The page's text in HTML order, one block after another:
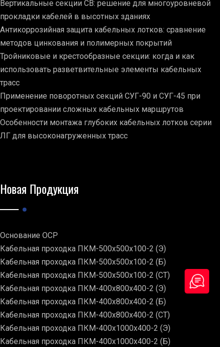
Вертикальные секции СВ: решение для многоуровневой
прокладки кабелей в высотных зданиях
Антикоррозийная защита кабельных лотков: сравнение
методов цинкования и полимерных покрытий
Тройниковые и крестообразные секции: когда и как
использовать разветвительные элементы кабельных
трасс
Применение поворотных секций СУГ-90 и СУГ-45 при
проектировании сложных кабельных маршрутов
Особенности монтажа глубоких кабельных лотков серии
ЛГ для высоконагруженных трасс
Новая Продукция
Основание ОСР
Кабельная проходка ПКМ-500х500х100-2 (Э)
Кабельная проходка ПКМ-500х500х100-2 (Б)
Кабельная проходка ПКМ-500х500х100-2 (СТ)
Кабельная проходка ПКМ-400х800х400-2 (Э)
Кабельная проходка ПКМ-400х800х400-2 (Б)
Кабельная проходка ПКМ-400х800х400-2 (СТ)
Кабельная проходка ПКМ-400х1000х400-2 (Э)
Кабельная проходка ПКМ-400х1000х400-2 (Б)